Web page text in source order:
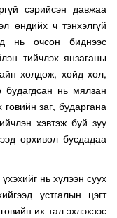
сэрийсэн давжаа
өндийх ч тэнхэлгүй
нь очсон биднээс
тийчлэх янзаганы
хөлдөж, хойд хөл,
будагдсан нь мялзан
заг, бударгана
хэвтэж буй зуу
орхивол бусдадаа
нь хүлээн суух
устгалын цэгт
их тал эхлэхээс